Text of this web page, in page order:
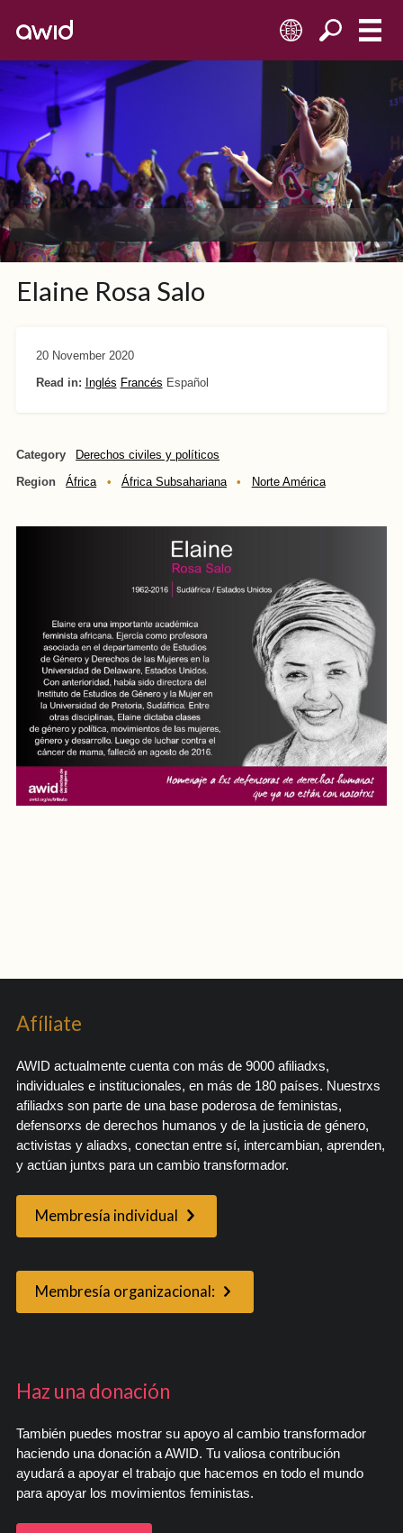
ES
Elaine Rosa Salo
20 November 2020
Read in: Inglés Francés Español
Category Derechos civiles y políticos
Region África África Subsahariana Norte América
Afíliate
AWID actualmente cuenta con más de 9000 afiliadxs,
individuales e institucionales, en más de 180 países. Nuestrxs
afiliadxs son parte de una base poderosa de feministas,
defensorxs de derechos humanos y de la justicia de género,
activistas y aliadxs, conectan entre sí, intercambian, aprenden,
y actúan juntxs para un cambio transformador.
Membresía individual
Membresía organizacional:
Haz una donación
También puedes mostrar su apoyo al cambio transformador
haciendo una donación a AWID. Tu valiosa contribución
ayudará a apoyar el trabajo que hacemos en todo el mundo
para apoyar los movimientos feministas.